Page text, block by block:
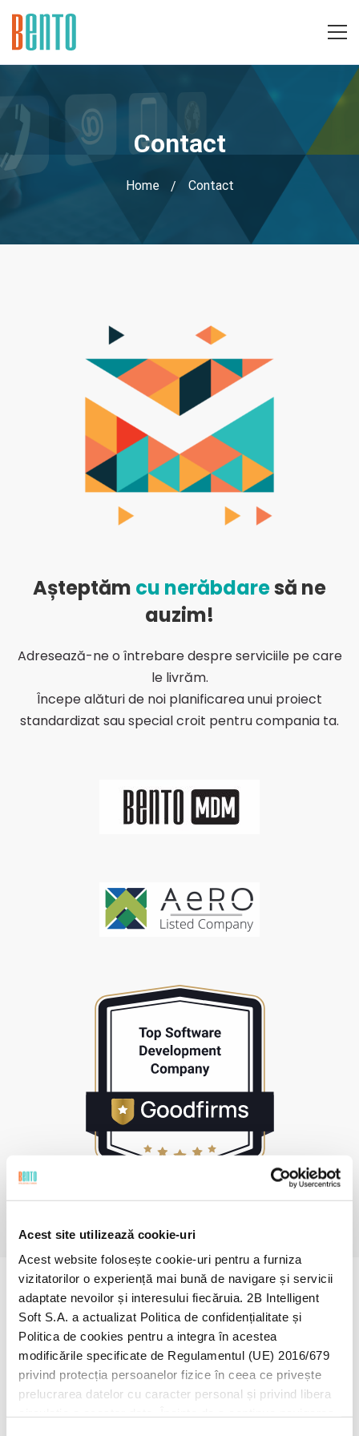
Acest site utilizează cookie-uri
Acest website folosește cookie-uri pentru a furniza
vizitatorilor o experiență mai bună de navigare și servicii
adaptate nevoilor și interesului fiecăruia. 2B Intelligent
Soft S.A. a actualizat Politica de confidențialitate și
Politica de cookies pentru a integra în acestea
modificările specificate de Regulamentul (UE) 2016/679
privind protecția persoanelor fizice în ceea ce privește
prelucrarea datelor cu caracter personal și privind libera
Contact
Home Contact
Așteptăm cu nerăbdaresă ne
auzim!
Adresează-ne o întrebare despre serviciile pe care
le livrăm.
Începe alături de noi planificarea unui proiect
standardizat sau special croit pentru compania ta.
Nume*
Adresă E-mail*